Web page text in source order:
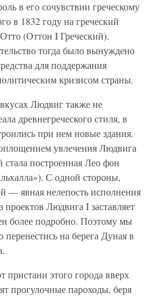
в его сочувствии греческому
в 1832 году на греческий
(Оттон I Греческий).
тогда было вынуждено
для поддержания
кризисом страны.
Людвиг также не
древнегреческого стиля, в
при нем новые здания.
увлечения Людвига
построенная Лео фон
С одной стороны,
— явная нелепость исполнения
проектов Людвига I заставляет
более подробно. Поэтому мы
перенестись на берега Дуная в
пристани этого города вверх
прогулочные пароходы, беря